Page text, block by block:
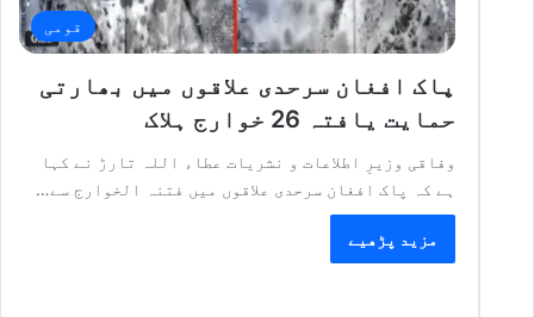
قومی
پاک افغان سرحدی علاقوں میں بھارتی
حمایت یافتہ 26 خوارج ہلاک
وفاقی وزیرِ اطلاعات و نشریات عطاء اللہ تارڑ نے کہا
ہے کہ پاک افغان سرحدی علاقوں میں فتنہ الخوارج سے…
مزید پڑھیے